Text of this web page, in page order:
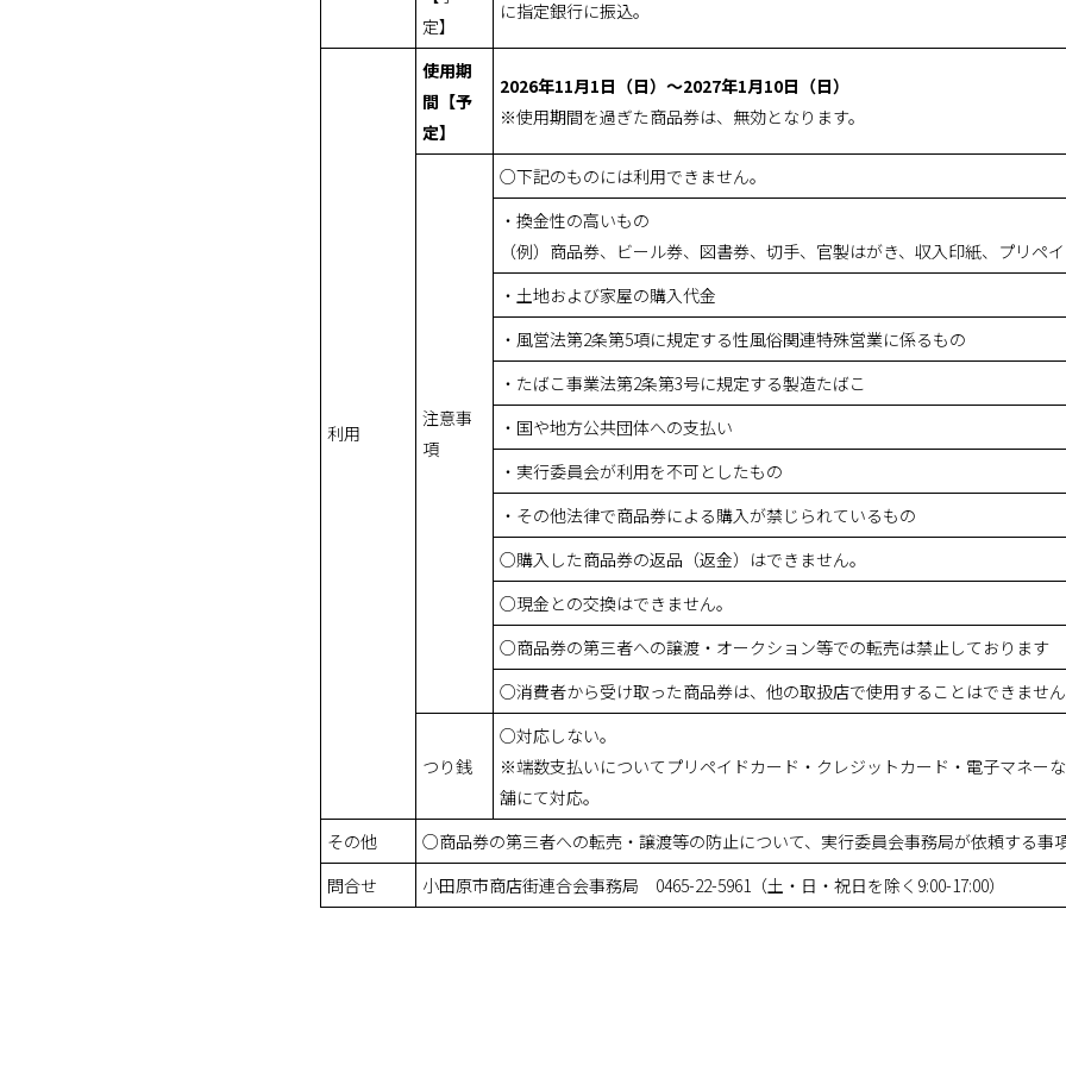
定】
に指定銀行に振込。
利用
使用期
間【予
定】
2026年11月1日（日）～2027年1月10日（日）
※使用期間を過ぎた商品券は、無効となります。
注意事
項
○下記のものには利用できません。
・換金性の高いもの
（例）商品券、ビール券、図書券、切手、官製はがき、収入印紙、プリペ
・土地および家屋の購入代金
・風営法第2条第5項に規定する性風俗関連特殊営業に係るもの
・たばこ事業法第2条第3号に規定する製造たばこ
・国や地方公共団体への支払い
・実行委員会が利用を不可としたもの
・その他法律で商品券による購入が禁じられているもの
○購入した商品券の返品（返金）はできません。
○現金との交換はできません。
○商品券の第三者への譲渡・オークション等での転売は禁止しております
○消費者から受け取った商品券は、他の取扱店で使用することはできません
つり銭
○対応しない。
※端数支払いについてプリペイドカード・クレジットカード・電子マネー
舗にて対応。
その他
○商品券の第三者への転売・譲渡等の防止について、実行委員会事務局が依頼する事
問合せ
小田原市商店街連合会事務局 0465-22-5961（土・日・祝日を除く9:00-17:00）